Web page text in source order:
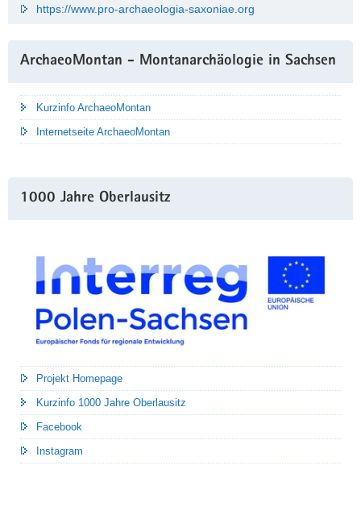
https://www.pro-archaeologia-saxoniae.org
ArchaeoMontan - Montanarchäologie in Sachsen
Kurzinfo ArchaeoMontan
Internetseite ArchaeoMontan
1000 Jahre Oberlausitz
Projekt Homepage
Kurzinfo 1000 Jahre Oberlausitz
Facebook
Instagram